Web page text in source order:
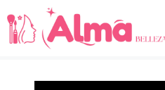
Saltar
al
contenido